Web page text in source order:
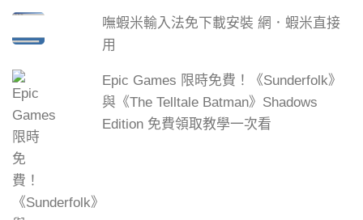
嘸蝦米輸入法免下載安裝 網．蝦米直接
用
Epic Games 限時免費！《Sunderfolk》
與《The Telltale Batman》Shadows
Edition 免費領取教學一次看